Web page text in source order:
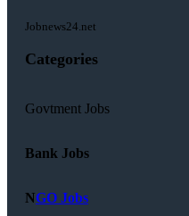
Jobnews24.net
Categories
Govtment Jobs
Bank Jobs
NGO Jobs